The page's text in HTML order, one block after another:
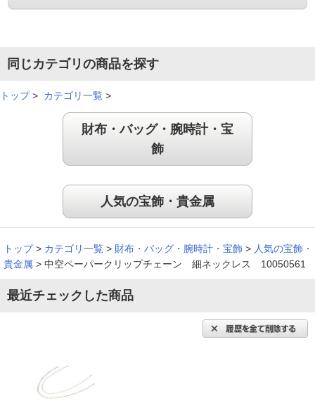
同じカテゴリの商品を探す
トップ> カテゴリ一覧 >
財布・バッグ・腕時計・宝
飾
人気の宝飾・貴金属
トップ > カテゴリ一覧 > 財布・バッグ・腕時計・宝飾 > 人気の宝飾・
貴金属 > 中空ペーパークリップチェーン 細ネックレス 10050561
最近チェックした商品